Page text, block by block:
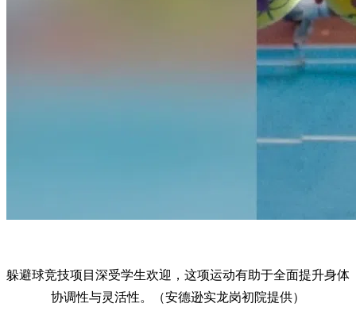
躲避球竞技项目深受学生欢迎，这项运动有助于全面提升身体
协调性与灵活性。（安德逊实龙岗初院提供）